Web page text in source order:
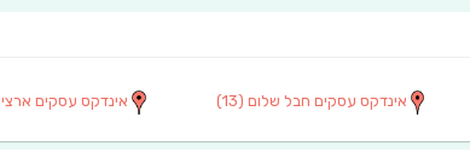
אינדקס עסקים חבל שלום (13) אינדקס עסקים ארצי